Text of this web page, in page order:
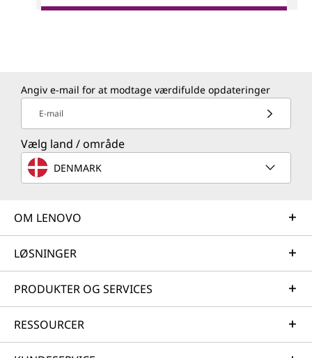
Angiv e-mail for at modtage værdifulde opdateringer
E-mail
Vælg land / område
DENMARK
OM LENOVO
LØSNINGER
PRODUKTER OG SERVICES
RESSOURCER